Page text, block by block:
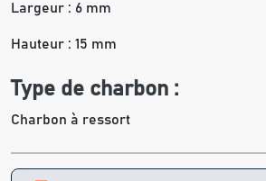
Largeur : 6 mm
Hauteur : 15 mm
Type de charbon :
Charbon à ressort